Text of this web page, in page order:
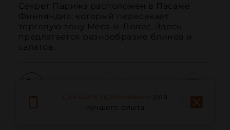
Секрет Парижа расположен в Пасаже
Финляндия, который пересекает
торговую зону Меса-и-Лопес. Здесь
предлагается разнообразие блинов и
салатов.
Электронная почта
для
лучшего опыта